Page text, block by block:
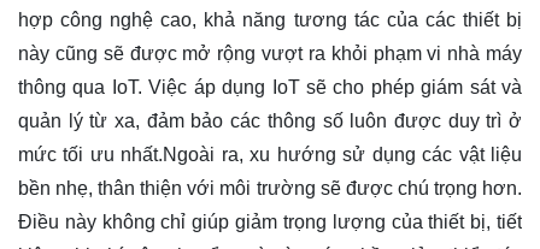
hợp công nghệ cao, khả năng tương tác của các thiết bị
này cũng sẽ được mở rộng vượt ra khỏi phạm vi nhà máy
thông qua IoT. Việc áp dụng IoT sẽ cho phép giám sát và
quản lý từ xa, đảm bảo các thông số luôn được duy trì ở
mức tối ưu nhất.Ngoài ra, xu hướng sử dụng các vật liệu
bền nhẹ, thân thiện với môi trường sẽ được chú trọng hơn.
Điều này không chỉ giúp giảm trọng lượng của thiết bị, tiết